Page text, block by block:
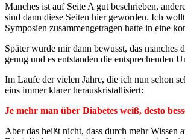
Manches ist auf Seite A gut beschrieben,
sind dann diese Seiten hier geworden. Ich
Symposien zusammengetragen hatte in eine
Später wurde mir dann bewusst, das
genug und es entstanden die entsprechenden
Im Laufe der vielen Jahre, die ich nun schon
eins immer klarer herauskristallisiert:
Je mehr man über Diabetes weiß, desto
Aber das heißt nicht, dass durch mehr Wissen